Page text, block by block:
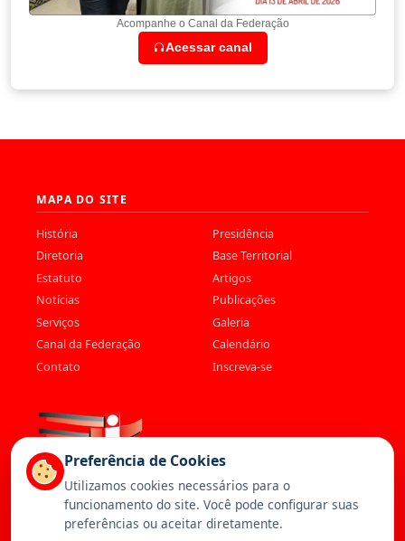
Acompanhe o Canal da Federação
Acessar canal
MAPA DO SITE
História
Presidência
Diretoria
Base Territorial
Estatuto
Artigos
Notícias
Publicações
Serviços
Galeria
Canal da Federação
Calendário
Contato
Inscreva-se
Preferência de Cookies
Utilizamos cookies necessários para o
funcionamento do site. Você pode configurar suas
preferências ou aceitar diretamente.